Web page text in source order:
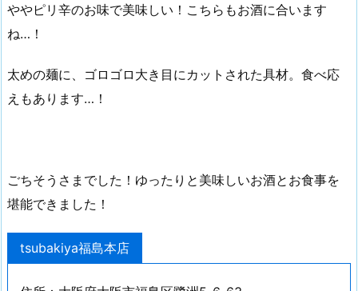
ややピリ辛のお味で美味しい！こちらもお酒に合います
ね…！
太めの麺に、ゴロゴロ大き目にカットされた具材。食べ応
えもあります…！
ごちそうさまでした！ゆったりと美味しいお酒とお食事を
堪能できました！
tsubakiya福島本店